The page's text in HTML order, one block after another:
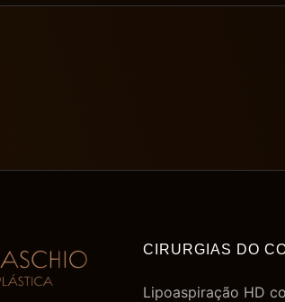
CIRURGIAS DO
Lipoaspiração HD